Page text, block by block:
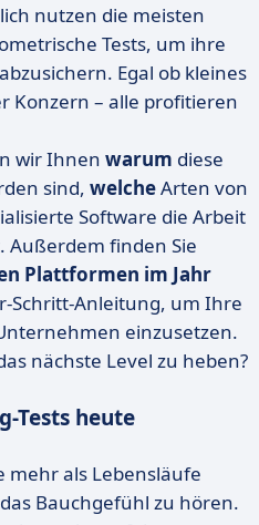
nutzen die meisten
Tests, um ihre
Egal ob kleines
Konzern – alle profitieren
wir Ihnen warum diese
sind, welcheArten von
Software die Arbeit
finden Sie
Plattformen im Jahr
Schritt-Anleitung, um Ihre
einzusetzen.
nächste Level zu heben?
Tests heute
als Lebensläufe
Bauchgefühl zu hören.